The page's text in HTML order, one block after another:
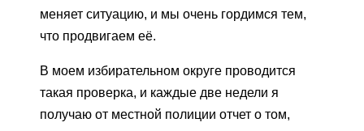
меняет ситуацию, и мы очень гордимся тем,
что продвигаем её.
В моем избирательном округе проводится
такая проверка, и каждые две недели я
получаю от местной полиции отчет о том,